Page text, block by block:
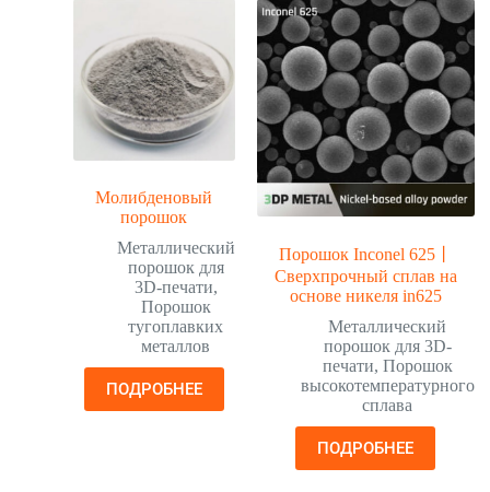
Молибденовый
порошок
Металлический
порошок для
3D-печати,
Порошок
тугоплавких
металлов
ПОДРОБНЕЕ
Порошок Inconel 625丨
Сверхпрочный сплав на
основе никеля in625
Металлический
порошок для 3D-
печати, Порошок
высокотемпературного
сплава
ПОДРОБНЕЕ